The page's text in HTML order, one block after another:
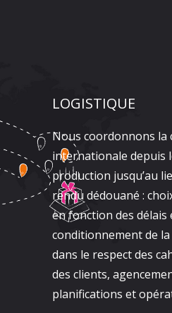
LOGISTIQUE
Nous coordonnons la
internationale depuis
production jusqu’au
rendu dédouané :
en fonction des délais
conditionnement de
dans le respect des
des clients,
planifications et